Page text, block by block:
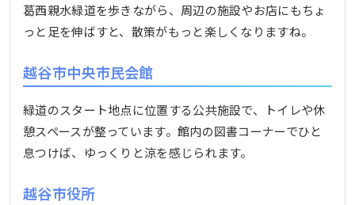
葛西親水緑道を歩きながら、周辺の施設やお店にもちょ
っと足を伸ばすと、散策がもっと楽しくなりますね。
越谷市中央市民会館
緑道のスタート地点に位置する公共施設で、トイレや休
憩スペースが整っています。館内の図書コーナーでひと
息つけば、ゆっくりと涼を感じられます。
越谷市役所